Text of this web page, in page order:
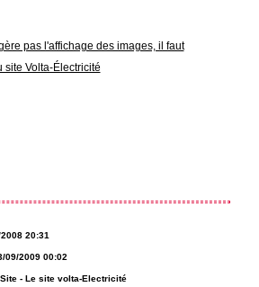
pas l'affichage des images, il faut
site Volta-Électricité
20:31
09/2009 00:02
- Le site volta-Electricité